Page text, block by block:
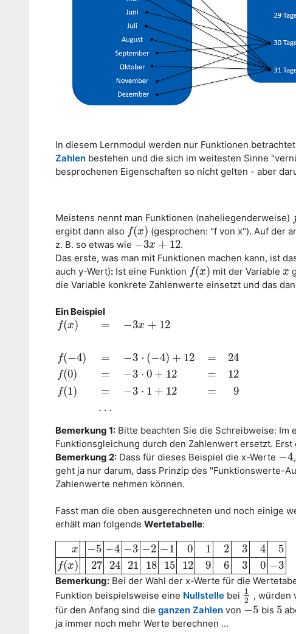
In diesem Lernmodul werden nur Funktionen
Zahlen bestehen und die sich im weitesten Sinne
besprochenen Eigenschaften so nicht gelten - aber
Meistens nennt man Funktionen (naheliegenderweise) f
ergibt dann also f(x)
f(x) (gesprochen: "f von x"). Auf der
z. B. so etwas wie −3x + 12
−3x+ 12
.
Das erste, was man mit Funktionen machen kann, ist
auch y-Wert): Ist eine Funktion f(x)
f(x) mit der Variable x
x
die Variable konkrete Zahlenwerte einsetzt und das
Ein Beispiel
f(x)
f(−4)
f(0)
f(1)
=
=
=
=
…
−3x + 12
−3 ⋅ (−4) + 12
−3 ⋅ 0 + 12
−3 ⋅ 1 + 12
=
=
=
24
12
9
f( x) = 3 ⋅ )
Bemerkung 1: Bitte beachten Sie die Schreibweise: Im
Funktionsgleichung durch den Zahlenwert ersetzt. Erst
Bemerkung 2: Dass für dieses Beispiel die x-Werte −4
−4 ,
geht ja nur darum, dass Prinzip des "Funktionswerte-
Zahlenwerte nehmen können.
Fasst man die oben ausgerechneten und noch einige
erhält man folgende Wertetabelle:
x
x −5
−5 −4
−4 −3
−3 −2
−2 −1
−1 0
0 1
1 2
2 3
3 4
4 5
5
f(x)
f(x) 27
27 24
24 21
21 18
18 15
15 12
12 9
9 6
6 3
3 0
0 −3
−3
Bemerkung: Bei der Wahl der x-Werte für die
Funktion beispielsweise eine Nullstelle bei 1
2
12 , würden
für den Anfang sind die ganzen Zahlen von −5
−5 bis 5
5
ja immer noch mehr Werte berechnen ...